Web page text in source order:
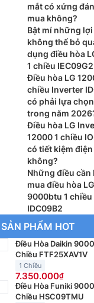
mắt có xứng
mua không?
Bật mí những
không thể bỏ
dụng điều hòa
1 chiều IEC09G2
Điều hòa LG
chiều Inverter
có phải lựa
trong năm
Điều hòa LG
12000 1 chiều
có tiết kiệm
không?
Những điều cần
mua điều hòa LG
9000btu 1
IDC09B2
SẢN PHẨM HOT
Điều Hòa Daikin
Chiều FTF25XAV1V
1 Chiều
7.350.000
Điều Hòa Funiki
Chiều HSC09TMU